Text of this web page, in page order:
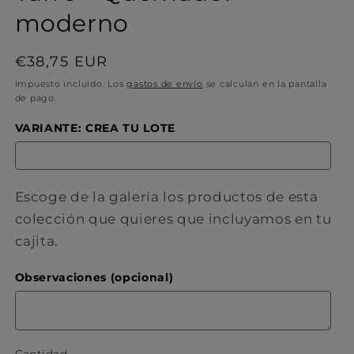
moderno
Precio
habitual
€38,75 EUR
Impuesto incluido. Losgastos de envío se calculan en la pantalla
de pago.
VARIANTE: CREA TU LOTE
Escoge de la galería los productos de esta
colección que quieres que incluyamos en tu
cajita.
Observaciones (opcional)